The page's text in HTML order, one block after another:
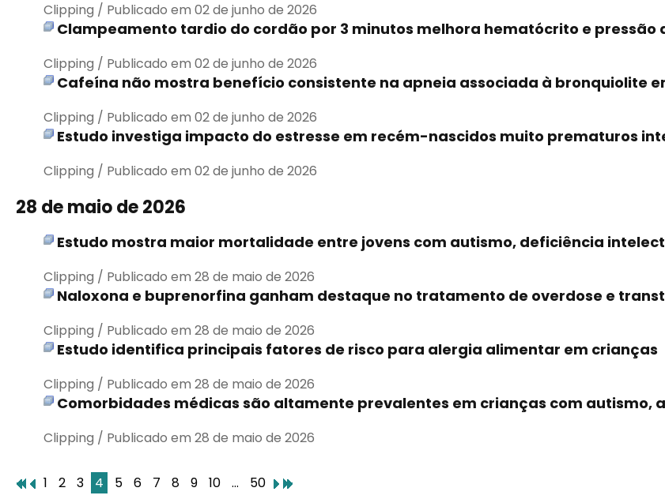
Clipping / Publicado em 02 de junho de 2026
Clampeamento tardio do cordão por 3 minutos melhora hematócrito e
Clipping / Publicado em 02 de junho de 2026
Cafeína não mostra benefício consistente na apneia associada à bronquiolite
Clipping / Publicado em 02 de junho de 2026
Estudo investiga impacto do estresse em recém-nascidos muito prematuros
Clipping / Publicado em 02 de junho de 2026
28 de maio de 2026
Estudo mostra maior mortalidade entre jovens com autismo, deficiência
Clipping / Publicado em 28 de maio de 2026
Naloxona e buprenorfina ganham destaque no tratamento de overdose e
Clipping / Publicado em 28 de maio de 2026
Estudo identifica principais fatores de risco para alergia alimentar em crianças
Clipping / Publicado em 28 de maio de 2026
Comorbidades médicas são altamente prevalentes em crianças com autismo,
Clipping / Publicado em 28 de maio de 2026
1 2 3 4 5 6 7 8 9 10 ... 50